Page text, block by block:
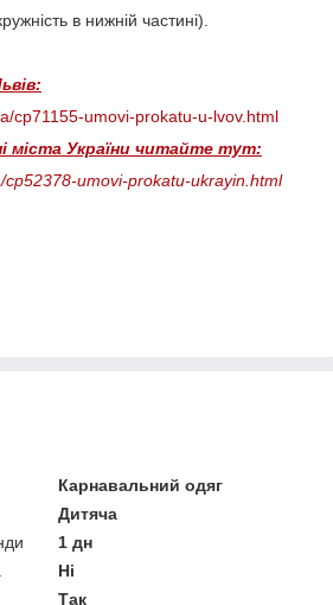
в нижній частині).
cp71155-umovi-prokatu-u-lvov.html
міста України читайте тут:
umovi-prokatu-ukrayin.html
Карнавальний одяг
Дитяча
1 дн
Ні
Так